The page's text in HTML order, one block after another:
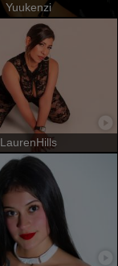
Yuukenzi
LaurenHills